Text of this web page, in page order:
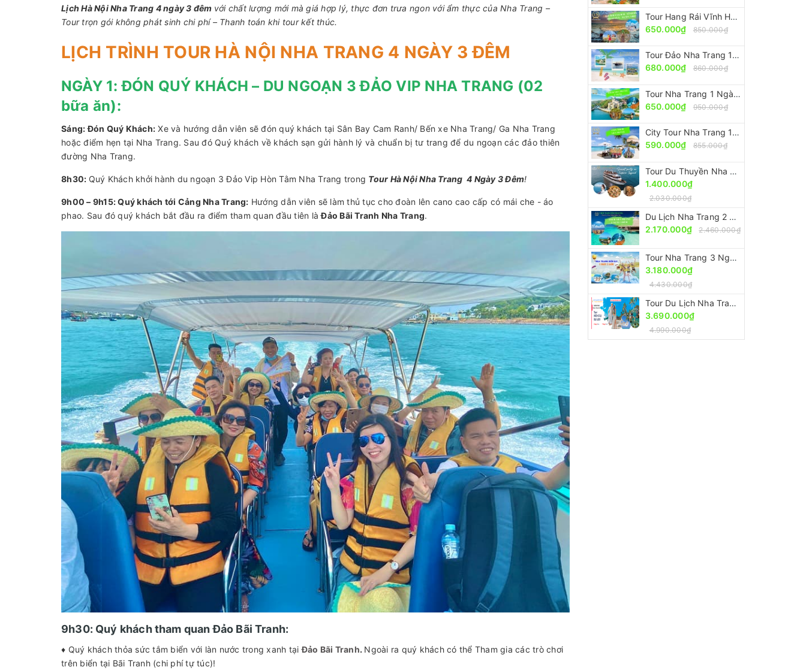
Lịch Hà Nội Nha Trang 4 ngày 3 đêm với chất lượng mới mà giá hợp lý, thực đơn trưa ngon với ẩm thực của Nha Trang –
Tour trọn gói không phát sinh chi phí – Thanh toán khi tour kết thúc.
LỊCH TRÌNH TOUR HÀ NỘI NHA TRANG 4 NGÀY 3 ĐÊM
NGÀY 1: ĐÓN QUÝ KHÁCH – DU NGOẠN 3 ĐẢO VIP NHA TRANG (02
bữa ăn):
Sáng: Đón Quý Khách: Xe và hướng dẫn viên sẽ đón quý khách tại Sân Bay Cam Ranh/ Bến xe Nha Trang/ Ga Nha Trang
hoặc điểm hẹn tại Nha Trang. Sau đó Quý khách về khách sạn gửi hành lý và chuẩn bị tư trang để du ngoạn các đảo thiên
đường Nha Trang.
8h30: Quý Khách khởi hành du ngoạn 3 Đảo Vip Hòn Tằm Nha Trang trong Tour Hà Nội Nha Trang 4 Ngày 3 Đêm!
9h00 – 9h15: Quý khách tới Cảng Nha Trang: Hướng dẫn viên sẽ làm thủ tục cho đoàn lên cano cao cấp có mái che - áo
phao. Sau đó quý khách bắt đầu ra điểm tham quan đầu tiên làĐảo Bãi Tranh Nha Trang.
9h30: Quý khách tham quan Đảo Bãi Tranh:
♦ Quý khách thỏa sức tắm biển với làn nước trong xanh tạiĐảo Bãi Tranh. Ngoài ra quý khách có thể Tham gia các trò chơi
trên biển tại Bãi Tranh (chi phí tự túc)!
Tour Hang Rái Vĩnh Hy - Vườn Nho - Đồng Cừu [ ĐẸP-RẺ-CHẤT]
650.000₫
850.000₫
Tour Đảo Nha Trang 1 Ngày Nên Đi Nhất [Trọn Gói – Ưu Đãi 30%]
680.000₫
860.000₫
Tour Nha Trang 1 Ngày Nổi Tiếng - Nên Đi Nhất [Ưu Đãi 30%]
650.000₫
950.000₫
City Tour Nha Trang 1 Ngày [Giá Rẻ - Chất Lượng - Giảm 30%]
590.000₫
855.000₫
Tour Du Thuyền Nha Trang Ngắm Hoàng Hôn [Sang Trọng - Đẳng Cấp Nhưng Giá Rẻ]
1.400.000₫
2.030.000₫
Du Lịch Nha Trang 2 Ngày 1 Đêm [Trọn Gói - Ưu Đãi 30%]
2.170.000₫
2.460.000₫
Tour Nha Trang 3 Ngày 2 Đêm [Trọn Gói - Tiết Kiệm 30%]
3.180.000₫
4.430.000₫
Tour Du Lịch Nha Trang 4 Ngày 3 Đêm [Ưu Đãi 30% - Trọn Gói]
3.690.000₫
4.990.000₫